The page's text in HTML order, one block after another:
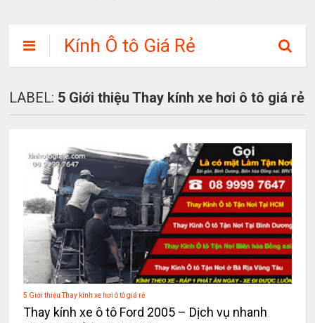
Kính Ô tô Giá Rẻ
LABEL: 5 Giới thiệu Thay kính xe hơi ô tô giá rẻ
5 Giới thiệu Thay kính xe hơi ô tô giá rẻ
Thay kính xe ô tô Ford 2005 – Dịch vụ nhanh